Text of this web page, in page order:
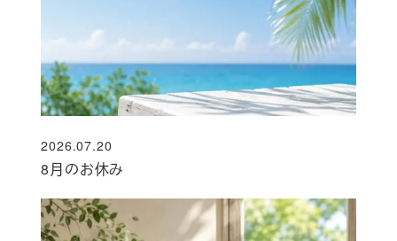
8月のお休み
投稿日
2026.07.20